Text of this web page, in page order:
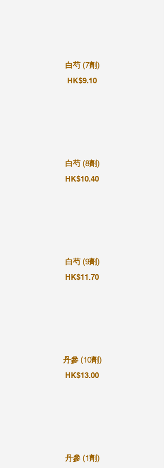
白芍 (7劑)
HK$9.10
白芍 (8劑)
HK$10.40
白芍 (9劑)
HK$11.70
丹參 (10劑)
HK$13.00
丹參 (1劑)